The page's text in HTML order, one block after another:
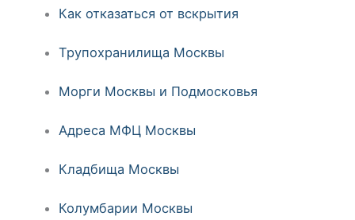
Как отказаться от вскрытия
Трупохранилища Москвы
Морги Москвы и Подмосковья
Адреса МФЦ Москвы
Кладбища Москвы
Колумбарии Москвы